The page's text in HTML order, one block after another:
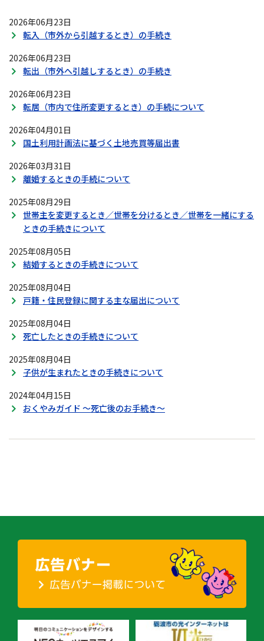
2026年06月23日
転入（市外から引越するとき）の手続き
2026年06月23日
転出（市外へ引越しするとき）の手続き
2026年06月23日
転居（市内で住所変更するとき）の手続について
2026年04月01日
国土利用計画法に基づく土地売買等届出書
2026年03月31日
離婚するときの手続について
2025年08月29日
世帯主を変更するとき／世帯を分けるとき／世帯を一緒にする
ときの手続きについて
2025年08月05日
結婚するときの手続きについて
2025年08月04日
戸籍・住民登録に関する主な届出について
2025年08月04日
死亡したときの手続きについて
2025年08月04日
子供が生まれたときの手続きについて
2024年04月15日
おくやみガイド ～死亡後のお手続き～